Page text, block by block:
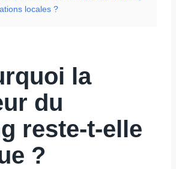
locales ?
la
du
reste-t-elle
?